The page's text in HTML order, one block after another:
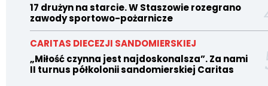
17 drużyn na starcie. W Staszowie rozegrano
zawody sportowo-pożarnicze
CARITAS DIECEZJI SANDOMIERSKIEJ
„Miłość czynna jest najdoskonalsza”. Za nami
II turnus półkolonii sandomierskiej Caritas